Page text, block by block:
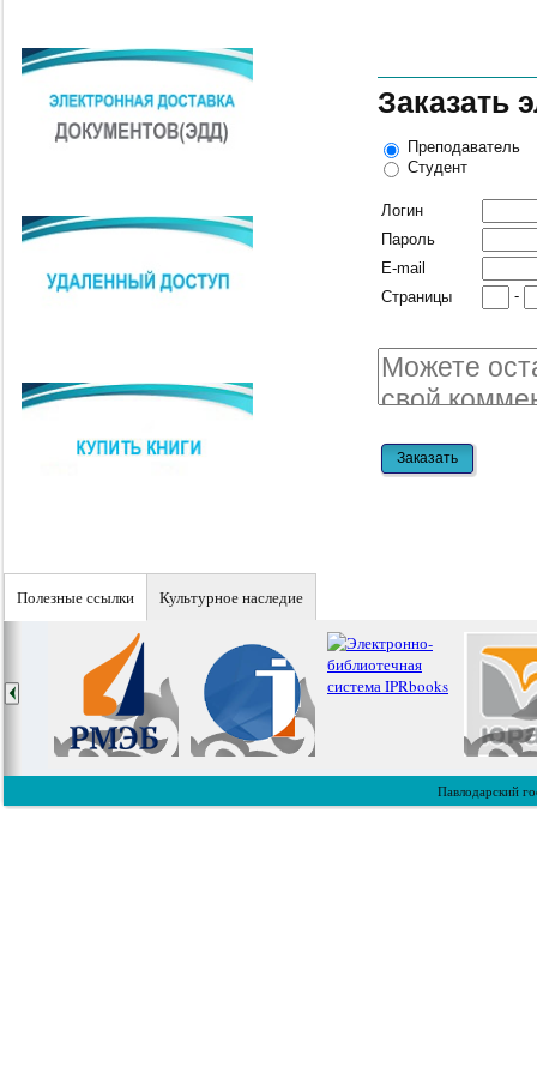
Заказать
Преподаватель
Студент
Логин
Пароль
E-mail
Страницы
-
Полезные ссылки Культурное наследие
Павлодарский